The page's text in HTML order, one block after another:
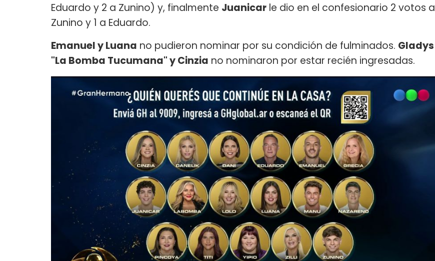
Eduardo y 2 a Zunino) y, finalmente Juanicar le dio en el confesionario 2 votos a
Zunino y 1 a Eduardo.
Emanuel y Luana no pudieron nominar por su condición de fulminados. Gladys
"La Bomba Tucumana" y Cinzia no nominaron por estar recién ingresadas.